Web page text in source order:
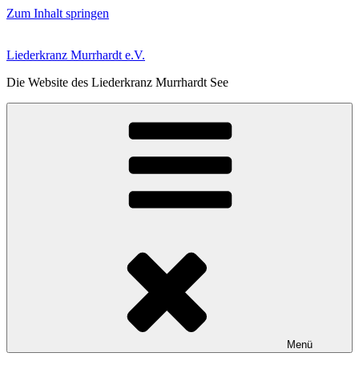
Zum Inhalt springen
Liederkranz Murrhardt e.V.
Die Website des Liederkranz Murrhardt See
Menü